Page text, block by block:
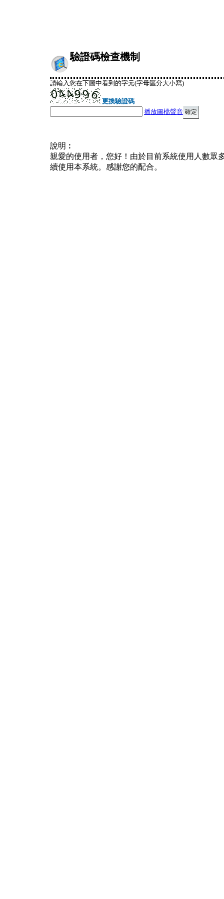
驗證碼檢查機制
請輸入您在下圖中看到的字元(字母區分大小寫)
更換驗證碼
播放圖檔聲音
說明︰
親愛的使用者，您好！由於目前系統使用人數眾
續使用本系統。感謝您的配合。